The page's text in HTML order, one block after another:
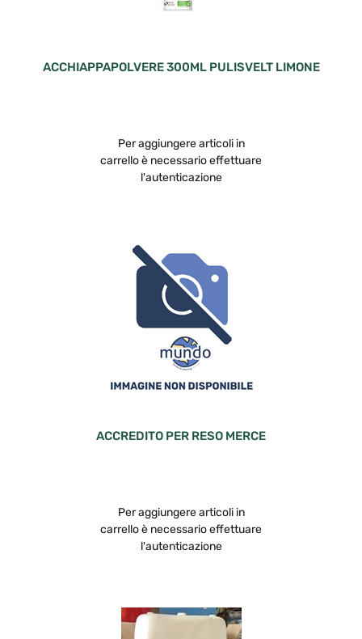
ACCHIAPPAPOLVERE 300ML PULISVELT LIMONE
Per aggiungere articoli in
carrello è necessario effettuare
l'autenticazione
ACCREDITO PER RESO MERCE
Per aggiungere articoli in
carrello è necessario effettuare
l'autenticazione